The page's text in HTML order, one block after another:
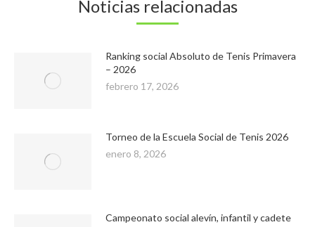
Noticias relacionadas
Ranking social Absoluto de Tenis Primavera
– 2026
febrero 17, 2026
Torneo de la Escuela Social de Tenis 2026
enero 8, 2026
Campeonato social alevín, infantil y cadete